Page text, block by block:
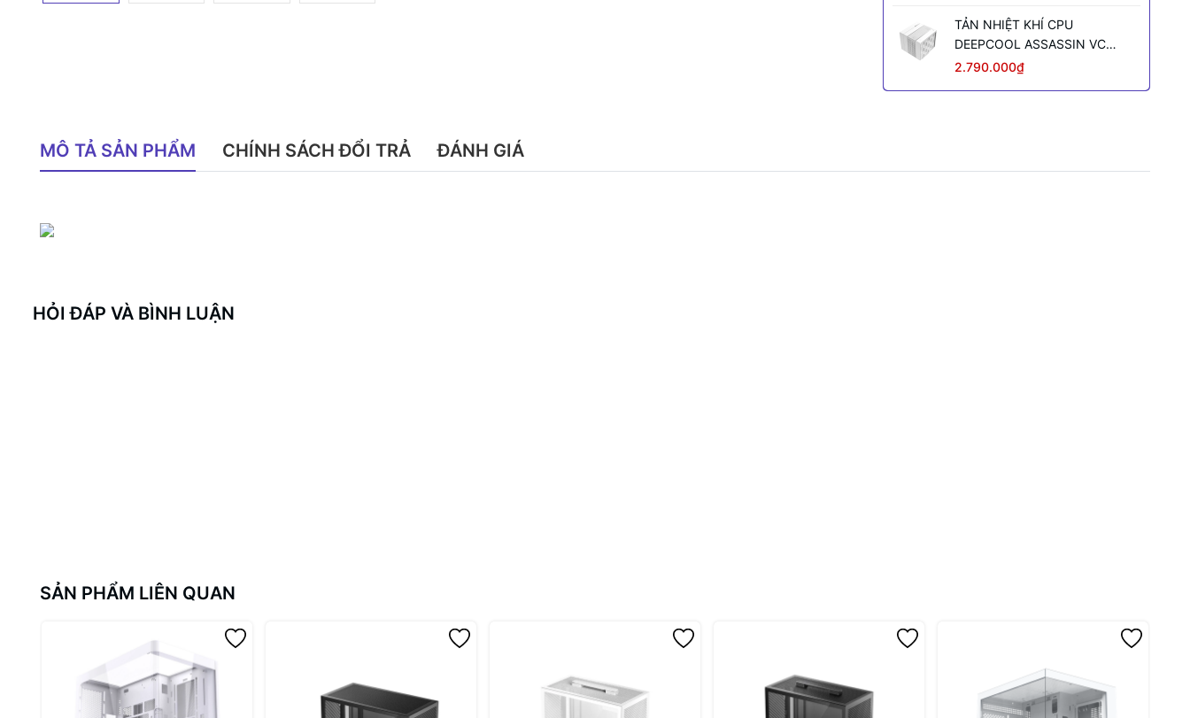
TẢN NHIỆT KHÍ CPU
DEEPCOOL ASSASSIN VC
ELITE WH WH (MÀU TRẮNG)
2.790.000₫
MÔ TẢ SẢN PHẨM CHÍNH SÁCH ĐỔI TRẢ ĐÁNH GIÁ
HỎI ĐÁP VÀ BÌNH LUẬN
SẢN PHẨM LIÊN QUAN